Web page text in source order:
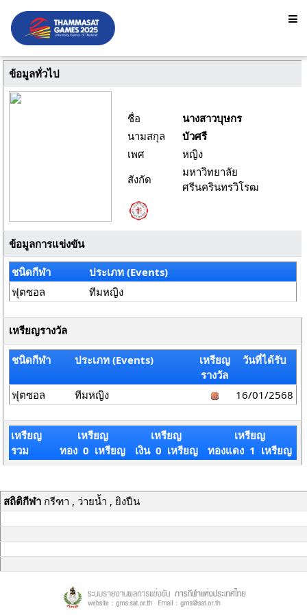
ข้อมูลทั่วไป
ชื่อ
นางสาวบุษกร
นามสกุล
บัวศรี
เพศ
หญิง
สังกัด
มหาวิทยาลัย
ศรีนครินทรวิโรฒ
ข้อมูลการแข่งขัน
ชนิดกีฬา
ประเภท (Events)
ฟุตซอล
ทีมหญิง
เหรียญรางวัล
ชนิดกีฬา ประเภท (Events)
เหรียญ
รางวัล
วันที่ได้รับ
ฟุตซอล ทีมหญิง 16/01/2568
เหรียญ
รวม
เหรียญ
ทอง 0 เหรียญ
เหรียญ
เงิน 0 เหรียญ
เหรียญ
ทองแดง 1 เหรียญ
สถิติกีฬากรีฑา , ว่ายน้ำ , ยิงปืน